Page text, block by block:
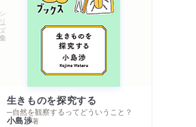
シリーズ・全集
生きものを探究する
─自然を観察するってどういうこと？
小島渉著